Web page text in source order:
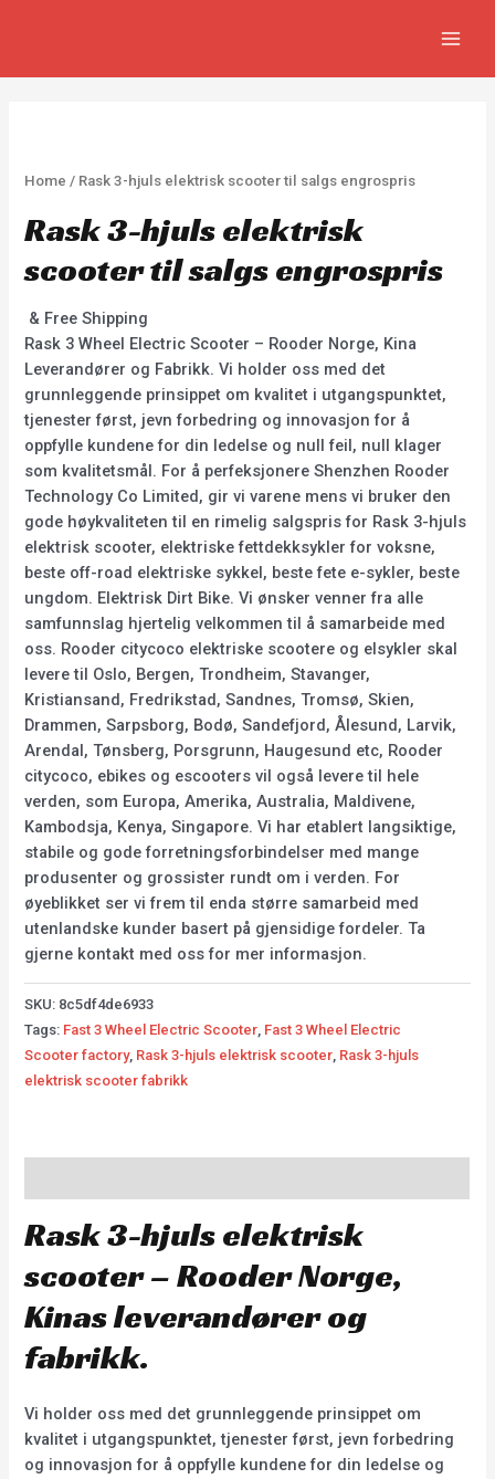
Home / Rask 3-hjuls elektrisk scooter til salgs engrospris
Rask 3-hjuls elektrisk
scooter til salgs engrospris
& Free Shipping
Rask 3 Wheel Electric Scooter – Rooder Norge, Kina
Leverandører og Fabrikk. Vi holder oss med det
grunnleggende prinsippet om kvalitet i utgangspunktet,
tjenester først, jevn forbedring og innovasjon for å
oppfylle kundene for din ledelse og null feil, null klager
som kvalitetsmål. For å perfeksjonere Shenzhen Rooder
Technology Co Limited, gir vi varene mens vi bruker den
gode høykvaliteten til en rimelig salgspris for Rask 3-hjuls
elektrisk scooter, elektriske fettdekksykler for voksne,
beste off-road elektriske sykkel, beste fete e-sykler, beste
ungdom. Elektrisk Dirt Bike. Vi ønsker venner fra alle
samfunnslag hjertelig velkommen til å samarbeide med
oss. Rooder citycoco elektriske scootere og elsykler skal
levere til Oslo, Bergen, Trondheim, Stavanger,
Kristiansand, Fredrikstad, Sandnes, Tromsø, Skien,
Drammen, Sarpsborg, Bodø, Sandefjord, Ålesund, Larvik,
Arendal, Tønsberg, Porsgrunn, Haugesund etc, Rooder
citycoco, ebikes og escooters vil også levere til hele
verden, som Europa, Amerika, Australia, Maldivene,
Kambodsja, Kenya, Singapore. Vi har etablert langsiktige,
stabile og gode forretningsforbindelser med mange
produsenter og grossister rundt om i verden. For
øyeblikket ser vi frem til enda større samarbeid med
utenlandske kunder basert på gjensidige fordeler. Ta
gjerne kontakt med oss for mer informasjon.
SKU: 8c5df4de6933
Tags: Fast 3 Wheel Electric Scooter Fast 3 Wheel Electric
Scooter factory, Rask 3-hjuls elektrisk scooter Rask 3-hjuls
elektrisk scooter fabrikk
Rask 3-hjuls elektrisk
scooter – Rooder Norge,
Kinas leverandører og
fabrikk.
Vi holder oss med det grunnleggende prinsippet om
kvalitet i utgangspunktet, tjenester først, jevn forbedring
og innovasjon for å oppfylle kundene for din ledelse og